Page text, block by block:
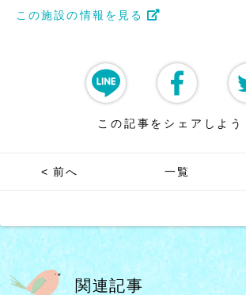
この施設の情報を見る
この記事をシェアしよう
< 前へ 一覧
関連記事